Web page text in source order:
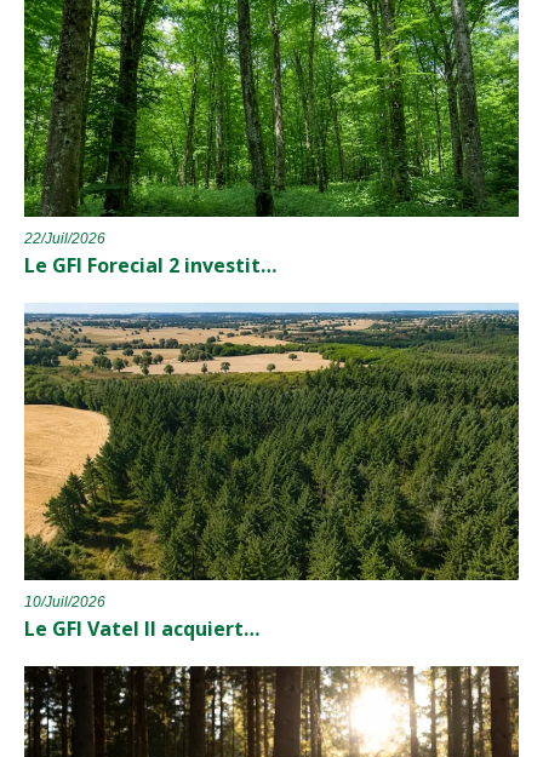
22/Juil/2026
Le GFI Forecial 2 investit…
10/Juil/2026
Le GFI Vatel II acquiert…